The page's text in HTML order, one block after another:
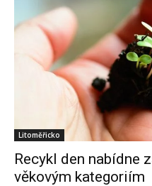
Litoměřicko
Recykl den nabídne
věkovým kategoriím